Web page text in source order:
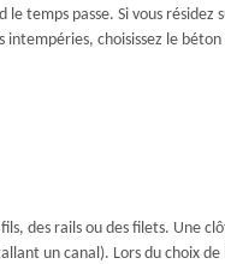
temps passe. Si vous résidez
intempéries, choisissez le béton
des rails ou des filets. Une
un canal). Lors du choix de